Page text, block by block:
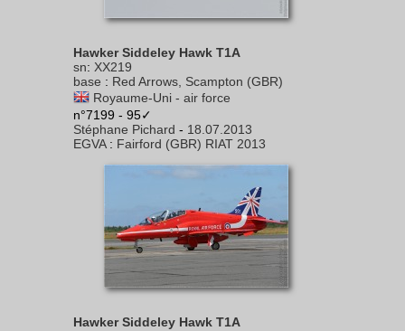
Hawker Siddeley Hawk T1A
sn: XX219
base : Red Arrows, Scampton (GBR)
Royaume-Uni - air force
n°7199 - 95✓
Stéphane Pichard - 18.07.2013
EGVA: Fairford (GBR) RIAT 2013
Hawker Siddeley Hawk T1A